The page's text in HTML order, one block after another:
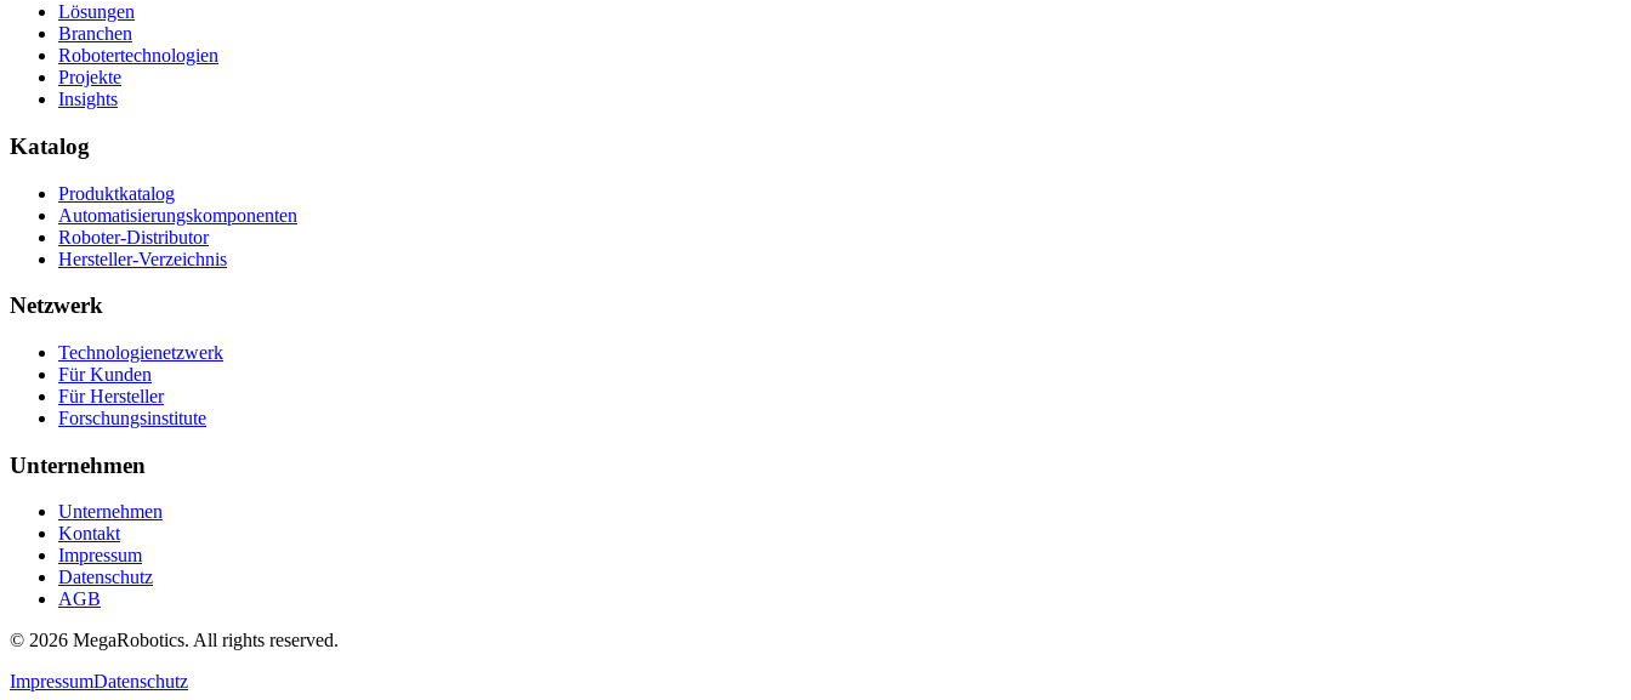
Lösungen
Branchen
Robotertechnologien
Projekte
Insights
Katalog
Produktkatalog
Automatisierungskomponenten
Roboter-Distributor
Hersteller-Verzeichnis
Netzwerk
Technologienetzwerk
Für Kunden
Für Hersteller
Forschungsinstitute
Unternehmen
Unternehmen
Kontakt
Impressum
Datenschutz
AGB
© 2026 MegaRobotics. All rights reserved.
ImpressumDatenschutz